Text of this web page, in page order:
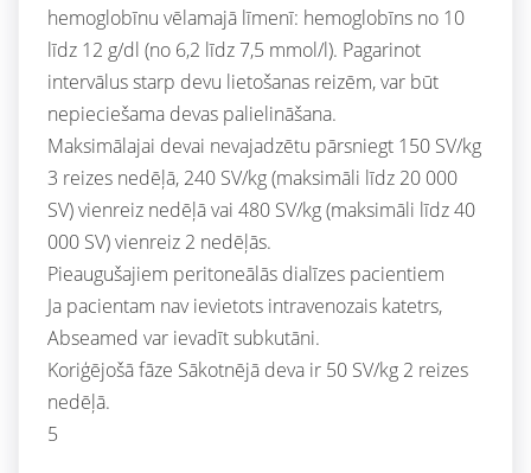
hemoglobīnu vēlamajā līmenī: hemoglobīns no 10
līdz 12 g/dl (no 6,2 līdz 7,5 mmol/l). Pagarinot
intervālus starp devu lietošanas reizēm, var būt
nepieciešama devas palielināšana.
Maksimālajai devai nevajadzētu pārsniegt 150 SV/kg
3 reizes nedēļā, 240 SV/kg (maksimāli līdz 20 000
SV) vienreiz nedēļā vai 480 SV/kg (maksimāli līdz 40
000 SV) vienreiz 2 nedēļās.
Pieaugušajiem peritoneālās dialīzes pacientiem
Ja pacientam nav ievietots intravenozais katetrs,
Abseamed var ievadīt subkutāni.
Koriģējošā fāze Sākotnējā deva ir 50 SV/kg 2 reizes
nedēļā.
5